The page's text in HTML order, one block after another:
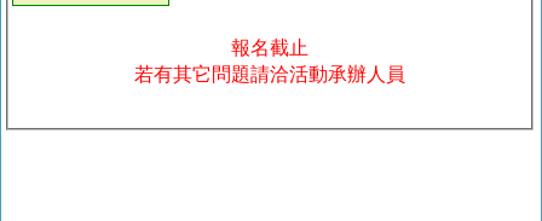
報名截止
若有其它問題請洽活動承辦人員